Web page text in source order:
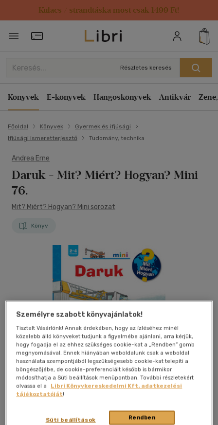
Kulacs / strandtáska most csak 1499 Ft!
Törzsvásárlói Kártya adatai
Részletes keresés
Könyvek E-könyvek Hangoskönyvek Antikvár
Főoldal Könyvek
Gyermek és ifjúsági
Ifjúsági ismeretterjesztő
Tudomány, technika
Andrea Erne
Daruk - Mit? Miért? Hogyan? Mini
76.
Mit? Miért? Hogyan? Mini sorozat
Könyv
Megosztom
Személyre szabott könyvajánlatok!
Tisztelt Vásárlónk! Annak érdekében, hogy az ízléséhez minél
közelebb álló könyveket tudjunk a figyelmébe ajánlani, arra kérjük,
hogy fogadja el az ehhez szükséges cookie-kat a „Rendben” gomb
megnyomásával. Ennek hiányában weboldalunk csak a weboldal
használata szempontjából legszükségesebb cookie-kat telepíti a
böngészőjébe, de cookie-preferenciáit később is bármikor
módosíthatja a Süti beállítások menüpontban. További részletekért
olvassa el a
Libri Könyvkereskedelmi Kft. adatkezelési
tájékoztatóját!
Rendben
Süti beállítások